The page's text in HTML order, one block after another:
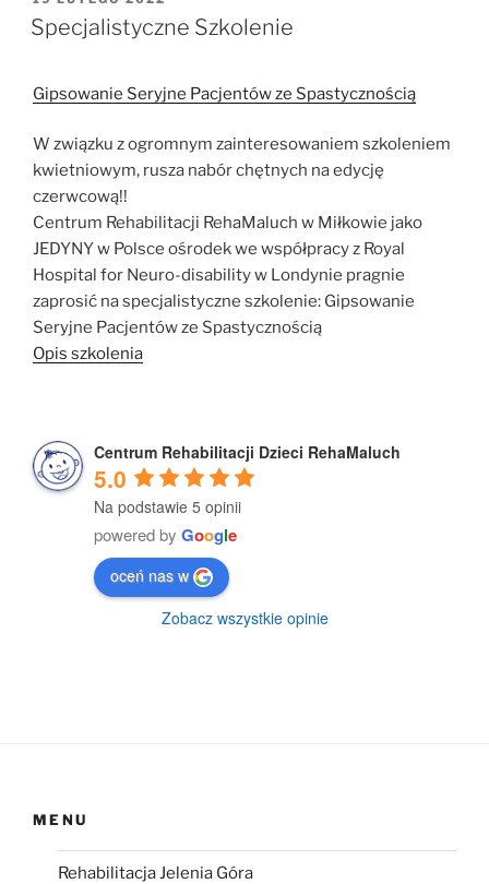
W
Specjalistyczne Szkolenie
Gipsowanie Seryjne Pacjentów ze Spastycznością
W związku z ogromnym zainteresowaniem szkoleniem
kwietniowym, rusza nabór chętnych na edycję
czerwcową!!
Centrum Rehabilitacji RehaMaluch w Miłkowie jako
JEDYNY w Polsce ośrodek we współpracy z Royal
Hospital for Neuro-disability w Londynie pragnie
zaprosić na specjalistyczne szkolenie: Gipsowanie
Seryjne Pacjentów ze Spastycznością
Opis szkolenia
Centrum Rehabilitacji Dzieci RehaMaluch
5.0
Na podstawie 5 opinii
powered by Google
oceń nas w
Zobacz wszystkie opinie
MENU
Rehabilitacja Jelenia Góra